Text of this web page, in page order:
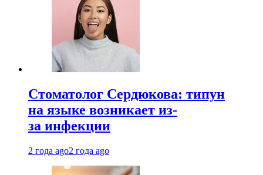
Стоматолог Сердюкова: типун
на языке возникает из-
за инфекции
2 года ago2 года ago